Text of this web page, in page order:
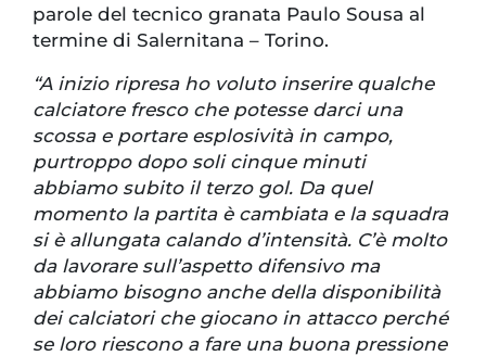
parole del tecnico granata Paulo Sousa al
termine di Salernitana – Torino.
“A inizio ripresa ho voluto inserire qualche
calciatore fresco che potesse darci una
scossa e portare esplosività in campo,
purtroppo dopo soli cinque minuti
abbiamo subito il terzo gol. Da quel
momento la partita è cambiata e la squadra
si è allungata calando d’intensità. C’è molto
da lavorare sull’aspetto difensivo ma
abbiamo bisogno anche della disponibilità
dei calciatori che giocano in attacco perché
se loro riescono a fare una buona pressione